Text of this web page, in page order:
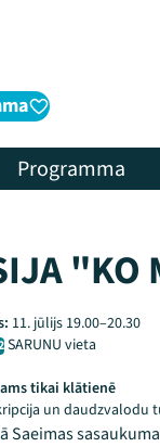
Programma
"KO
11. jūlijs 19.00–20.30
SARUNU vieta
tikai klātienē
un daudzvalodu
Saeimas